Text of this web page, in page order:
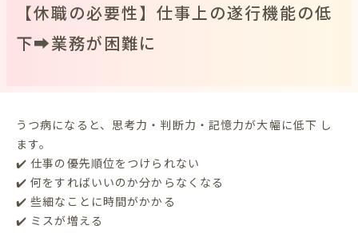
【休職の必要性】仕事上の遂行機能の低
下➡業務が困難に
うつ病になると、思考力・判断力・記憶力が大幅に低下 し
ます。
✔️ 仕事の優先順位をつけられない
✔️ 何をすればいいのか分からなくなる
✔️ 些細なことに時間がかかる
✔️ ミスが増える